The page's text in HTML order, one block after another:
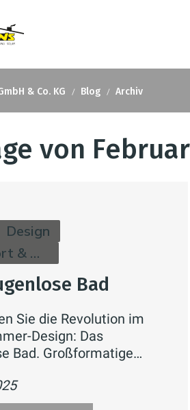
& Co. KG Blog Archiv
von
Design
Komfort & Hygiene
Bad
Sie die Revolution im
Design: Das
Bad. Großformatige
Ästhetik und
für ein modernes,